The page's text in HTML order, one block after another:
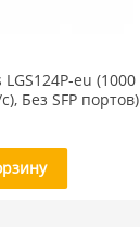
eu (1000
Без SFP портов)